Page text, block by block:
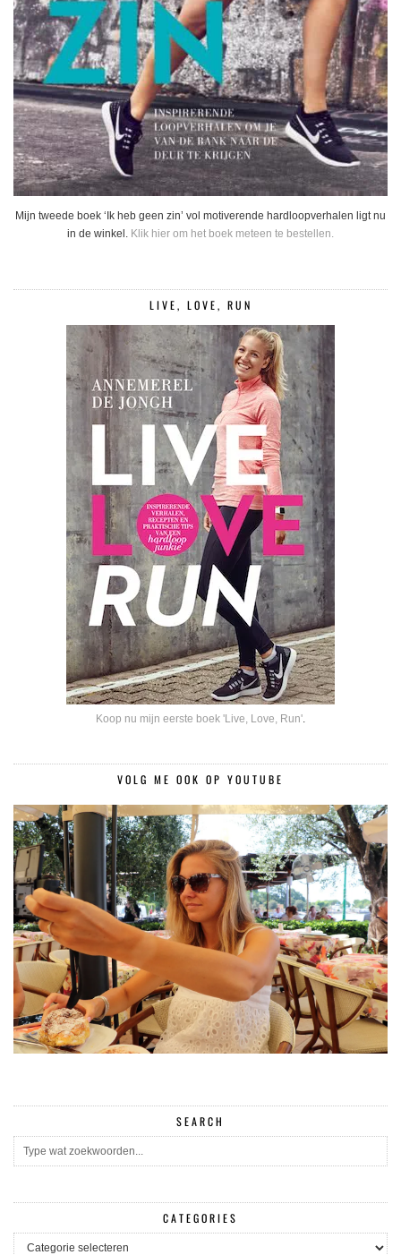
Mijn tweede boek ‘Ik heb geen zin’ vol motiverende hardloopverhalen ligt nu
in de winkel. Klik hier om het boek meteen te bestellen.
LIVE, LOVE, RUN
Koop nu mijn eerste boek 'Live, Love, Run'
VOLG ME OOK OP YOUTUBE
SEARCH
CATEGORIES
CATEGORIES